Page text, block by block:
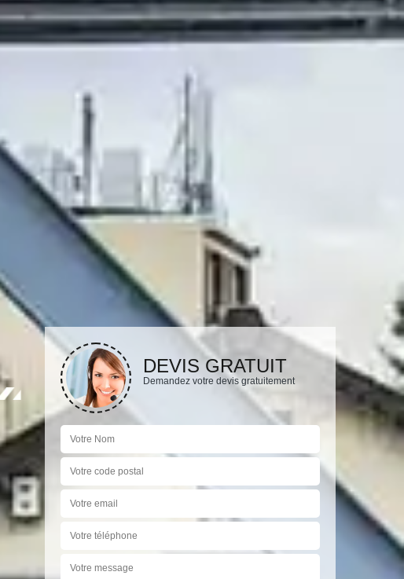
DEVIS GRATUIT
Demandez votre devis gratuitement